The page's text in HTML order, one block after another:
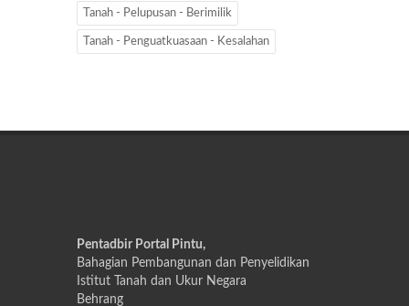
Tanah - Pelupusan - Berimilik
Tanah - Penguatkuasaan - Kesalahan
Pentadbir Portal Pintu,
Bahagian Pembangunan dan Penyelidikan
Istitut Tanah dan Ukur Negara
Behrang